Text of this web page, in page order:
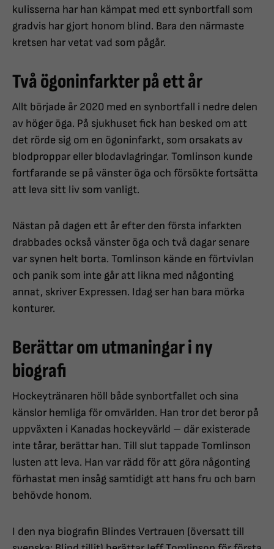
kulisserna har han kämpat med ett synbortfall som
gradvis har gjort honom blind. Bara den närmaste
kretsen har vetat vad som pågår.
Två ögoninfarkter på ett år
Allt började år 2020 med en synbortfall i nedre delen
av höger öga. På sjukhuset fick han besked om att
det rörde sig om en ögoninfarkt, som orsakats av
blodproppar eller blodavlagringar. Tomlinson kunde
fortfarande se på vänster öga och försökte fortsätta
att leva sitt liv som vanligt.
Nästan på dagen ett år efter den första infarkten
drabbades också vänster öga och två dagar senare
var synen helt borta. Tomlinson kände en förtvivlan
och panik som inte går att likna med någonting
annat, skriver Expressen. Idag ser han bara mörka
konturer.
Berättar om utmaningar i ny
biografi
Hockeytränaren höll både synbortfallet och sina
känslor hemliga för omvärlden. Han tror det beror på
uppväxten i Kanadas hockeyvärld – där existerade
inte tårar, berättar han. Till slut tappade Tomlinson
lusten att leva. Han var rädd för att göra någonting
förhastat men insåg samtidigt att hans fru och barn
behövde honom.
I den nya biografin Blindes Vertrauen (översatt till